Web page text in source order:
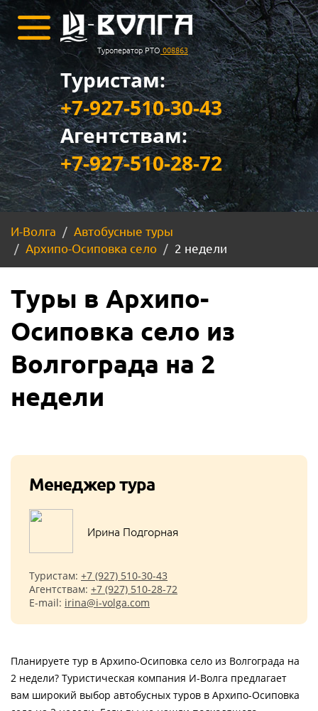
Туроператор РТО 008863
Туристам:
+7-927-510-30-43
Агентствам:
+7-927-510-28-72
И-Волга
Автобусные туры
Архипо-Осиповка село
2 недели
Туры в Архипо-
Осиповка село из
Волгограда на 2
недели
Менеджер тура
Ирина Подгорная
Туристам: +7 (927) 510-30-43
Агентствам: +7 (927) 510-28-72
E-mail: irina@i-volga.com
Планируете тур в Архипо-Осиповка село из Волгограда на
2 недели? Туристическая компания И-Волга предлагает
вам широкий выбор автобусных туров в Архипо-Осиповка